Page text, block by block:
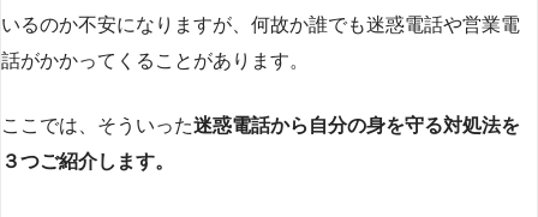
いるのか不安になりますが、何故か誰でも迷惑電話や営業電
話がかかってくることがあります。
ここでは、そういった迷惑電話から自分の身を守る対処法を
３つご紹介します。